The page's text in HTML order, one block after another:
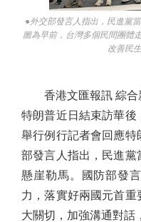
●外交部發言人指出，民進黨
圖為早前，台灣多個民間團體
改善民
香港文匯報訊 綜合
特朗普近日結束訪華後
舉行例行記者會回應特
部發言人指出，民進黨
懸崖勒馬。國防部發
力，落實好兩國元首
大關切，加強溝通對話